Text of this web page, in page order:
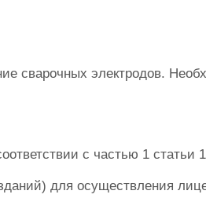
сварочных электродов.
с частью 1 статьи
для осуществления